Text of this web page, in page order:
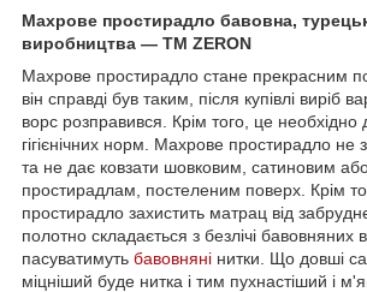
Махрове простирадло бавовна,
виробництва — TM ZERON
Махрове простирадло стане прекрасним
він справді був таким, після купівлі виріб
ворс розправився. Крім того, це
гігієнічних норм. Махрове простирадло не
та не дає ковзати шовковим, сатиновим
простирадлам, постеленим поверх. Крім
простирадло захистить матрац від
полотно складається з безлічі бавовняних
пасуватимуть бавовняні нитки. Що довші
міцніший буде нитка і тим пухнастіший і